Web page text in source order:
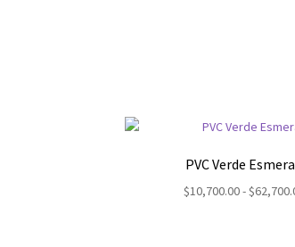
PVC Verde
$10,700.00-$